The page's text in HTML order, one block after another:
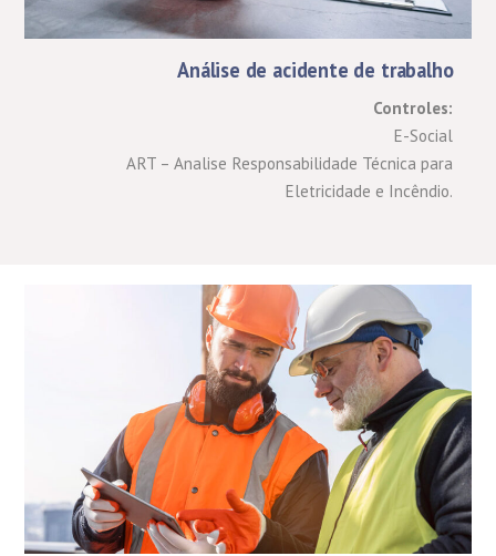
Análise de acidente de trabalho
Controles:
E-Social
ART – Analise Responsabilidade Técnica para
Eletricidade e Incêndio.